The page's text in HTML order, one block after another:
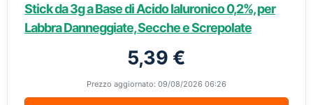
Stick da 3g a Base di Acido Ialuronico 0,2%, per
Labbra Danneggiate, Secche e Screpolate
5,39 €
Prezzo aggiornato: 09/08/2026 06:26